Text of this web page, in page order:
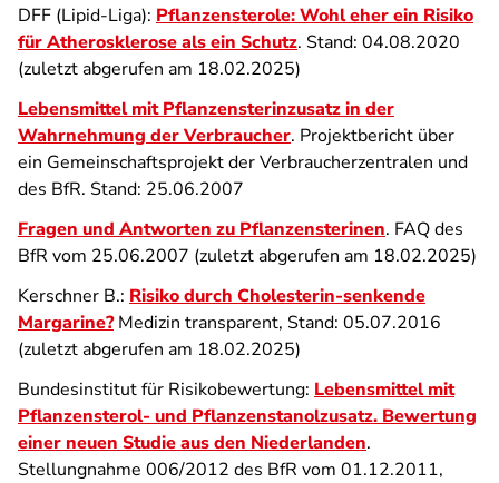
DFF (Lipid-Liga): Pflanzensterole: Wohl eher ein Risiko
für Atherosklerose als ein Schutz. Stand: 04.08.2020
(zuletzt abgerufen am 18.02.2025)
Lebensmittel mit Pflanzensterinzusatz in der
Wahrnehmung der Verbraucher. Projektbericht über
ein Gemeinschaftsprojekt der Verbraucherzentralen und
des BfR. Stand: 25.06.2007
Fragen und Antworten zu Pflanzensterinen. FAQ des
BfR vom 25.06.2007 (zuletzt abgerufen am 18.02.2025)
Kerschner B.: Risiko durch Cholesterin-senkende
Margarine?Medizin transparent, Stand: 05.07.2016
(zuletzt abgerufen am 18.02.2025)
Bundesinstitut für Risikobewertung: Lebensmittel mit
Pflanzensterol- und Pflanzenstanolzusatz. Bewertung
einer neuen Studie aus den Niederlanden.
Stellungnahme 006/2012 des BfR vom 01.12.2011,